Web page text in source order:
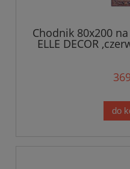
Chodnik 80x200
ELLE DECOR
do